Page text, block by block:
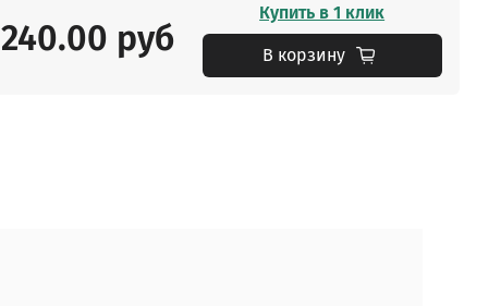
240.00 руб
Купить в 1 клик
В корзину